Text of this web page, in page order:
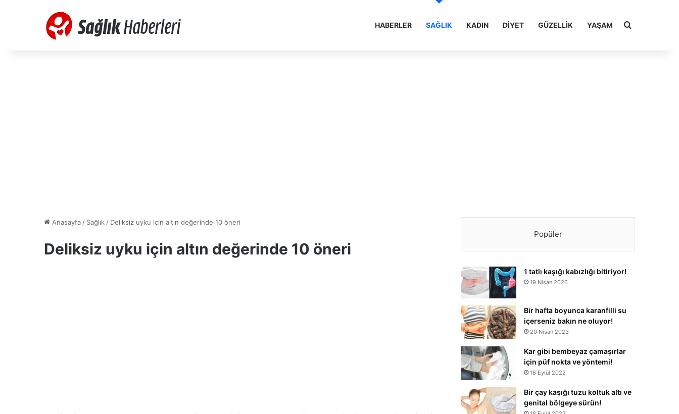
HABERLER SAĞLIK KADIN DIYET GÜZELLIK YAŞAM Arama yap
Anasayfa / Sağlık / Deliksiz uyku için altın değerinde 10 öneri
Deliksiz uyku için altın değerinde 10 öneri
Popüler
1 tatlı kaşığı kabızlığı bitiriyor!
19 Nisan 2026
Bir hafta boyunca karanfilli su
içerseniz bakın ne oluyor!
20 Nisan 2023
Kar gibi bembeyaz çamaşırlar
için püf nokta ve yöntemi!
18 Eylül 2022
Bir çay kaşığı tuzu koltuk altı ve
genital bölgeye sürün!